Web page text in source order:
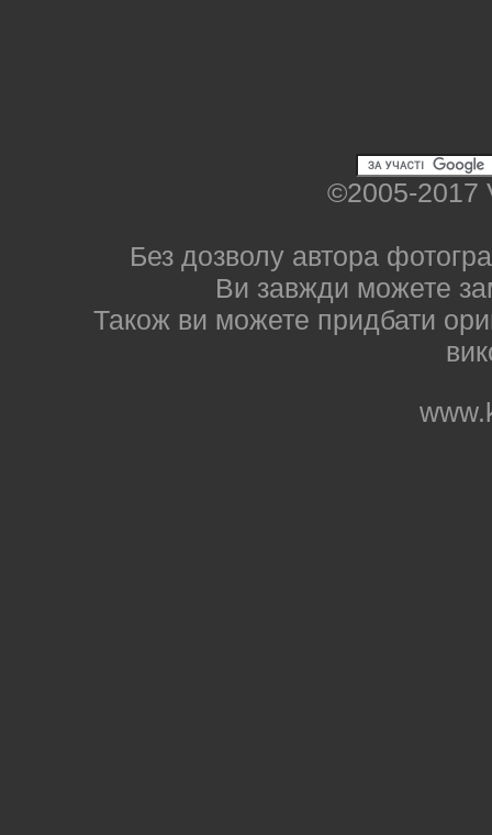
©2005-2017
Без дозволу автора
Ви завжди можете
Також ви можете придбати